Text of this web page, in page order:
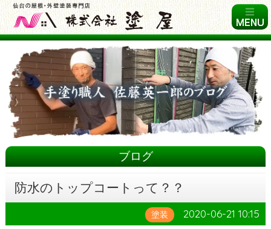
ブログ
防水のトップコートって？？
塗装 2020-06-21 10:15